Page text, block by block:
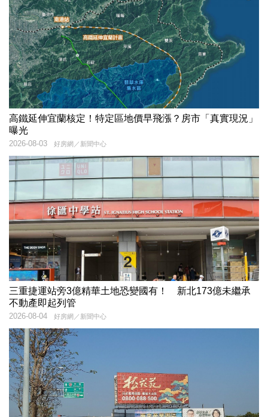
高鐵延伸宜蘭核定！特定區地價早飛漲？房市「真實現況」
曝光
好房網／新聞中心
2026-08-03
三重捷運站旁3億精華土地恐變國有！ 新北173億未繼承
不動產即起列管
好房網／新聞中心
2026-08-04